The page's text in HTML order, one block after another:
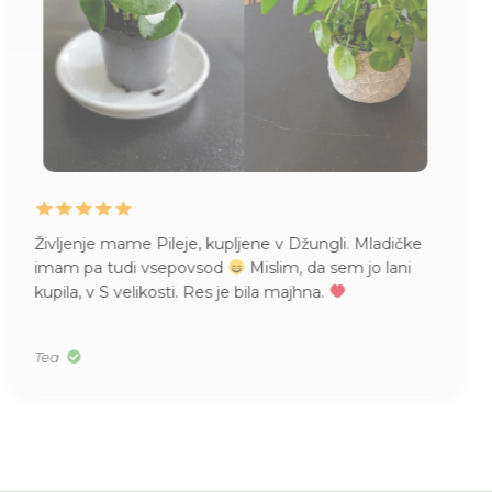
Življenje mame Pileje, kupljene v Džungli. Mladičke
imam pa tudi vsepovsod
Mislim, da sem jo lani
kupila, v S velikosti. Res je bila majhna.
Tea